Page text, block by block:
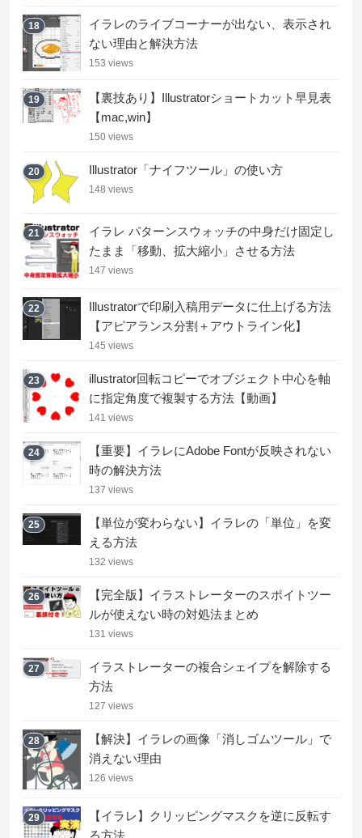
18
イラレのライブコーナーが出ない、表示され
ない理由と解決方法
153 views
19
【裏技あり】Illustratorショートカット早見表
【mac,win】
150 views
20 Illustrator「ナイフツール」の使い方
148 views
21
イラレ パターンスウォッチの中身だけ固定し
たまま「移動、拡大縮小」させる方法
147 views
22
Illustratorで印刷入稿用データに仕上げる方法
【アピアランス分割＋アウトライン化】
145 views
23
illustrator回転コピーでオブジェクト中心を軸
に指定角度で複製する方法【動画】
141 views
24
【重要】イラレにAdobe Fontが反映されない
時の解決方法
137 views
25
【単位が変わらない】イラレの「単位」を変
える方法
132 views
26
【完全版】イラストレーターのスポイトツー
ルが使えない時の対処法まとめ
131 views
27
イラストレーターの複合シェイプを解除する
方法
127 views
28
【解決】イラレの画像「消しゴムツール」で
消えない理由
126 views
29
【イラレ】クリッピングマスクを逆に反転す
る方法